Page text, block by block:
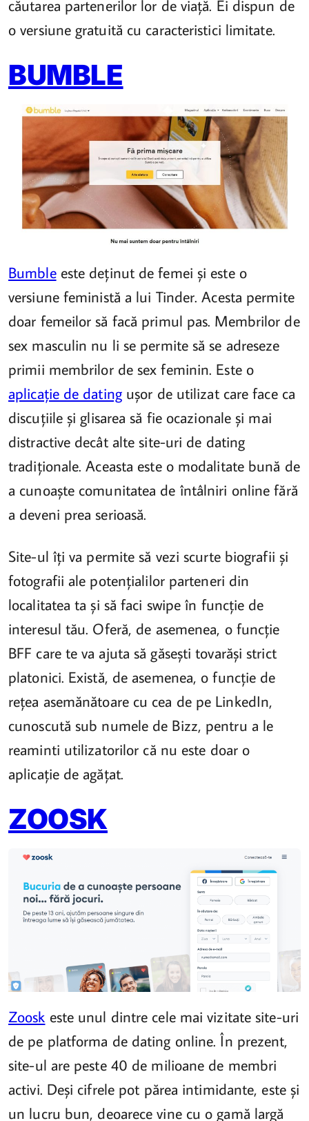
căutarea partenerilor lor de viață. Ei dispun de
o versiune gratuită cu caracteristici limitate.
BUMBLE
Bumbleeste deținut de femei și este o
versiune feministă a lui Tinder. Acesta permite
doar femeilor să facă primul pas. Membrilor de
sex masculin nu li se permite să se adreseze
primii membrilor de sex feminin. Este o
aplicație de datingușor de utilizat care face ca
discuțiile și glisarea să fie ocazionale și mai
distractive decât alte site-uri de dating
tradiționale. Aceasta este o modalitate bună de
a cunoaște comunitatea de întâlniri online fără
a deveni prea serioasă.
Site-ul îți va permite să vezi scurte biografii și
fotografii ale potențialilor parteneri din
localitatea ta și să faci swipe în funcție de
interesul tău. Oferă, de asemenea, o funcție
BFF care te va ajuta să găsești tovarăși strict
platonici. Există, de asemenea, o funcție de
rețea asemănătoare cu cea de pe LinkedIn,
cunoscută sub numele de Bizz, pentru a le
reaminti utilizatorilor că nu este doar o
aplicație de agățat.
ZOOSK
Zoosk este unul dintre cele mai vizitate site-uri
de pe platforma de dating online. În prezent,
site-ul are peste 40 de milioane de membri
activi. Deși cifrele pot părea intimidante, este și
un lucru bun, deoarece vine cu o gamă largă